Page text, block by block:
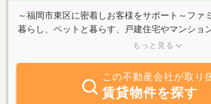
～福岡市東区に密着しお客様をサポート～ファ
暮らし、ペットと暮らす、戸建住宅やマンショ
住宅に対する理想の形は異なります。みなさん
ないことや心配なことが数多くあるかと思いま
のご提案のみだけではなく、お客様に理想の生
伝いをさせていただきたいと考えております。
もっと見る
この不動産会社が取り
賃貸物件を探す